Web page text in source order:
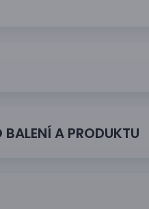
A PRODUKTU